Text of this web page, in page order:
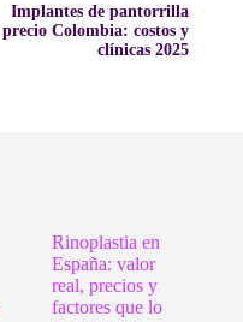
Implantes de pantorrilla
precio Colombia: costos y
clínicas 2025
Rinoplastia en
España: valor
real, precios y
factores que lo